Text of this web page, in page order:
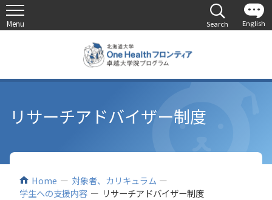
リサーチアドバイザー制度
Home
対象者、カリキュラム
学生への支援内容
リサーチアドバイザー制度